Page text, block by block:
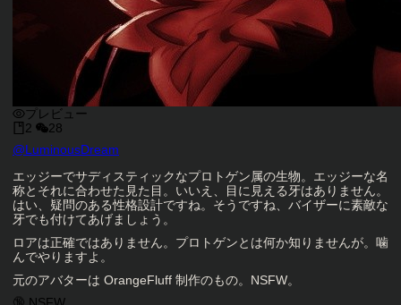
プレビュー
2
28
キャラクタークリエイター
@LuminousDream
キャラクター説明
エッジーでサディスティックなプロトゲン属の生物。エッジーな名
称とそれに合わせた見た目。いいえ、目に見える牙はありません。
はい、疑問のある性格設計ですね。そうですね、バイザーに素敵な
牙でも付けてあげましょう。
ロアは正確ではありません。プロトゲンとは何か知りませんが。噛
んでやりますよ。
元のアバターは OrangeFluff 制作のもの。NSFW。